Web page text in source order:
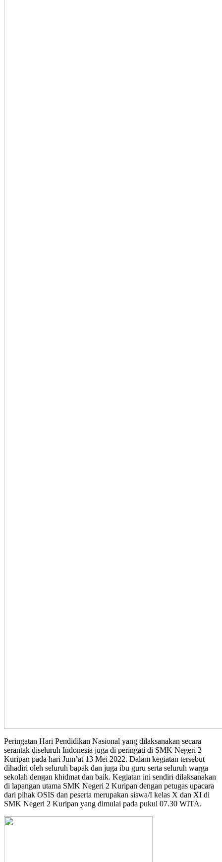
Peringatan Hari Pendidikan Nasional yang dilaksanakan secara
serantak diseluruh Indonesia juga di peringati di SMK Negeri 2
Kuripan pada hari Jum’at 13 Mei 2022. Dalam kegiatan tersebut
dihadiri oleh seluruh bapak dan juga ibu guru serta seluruh warga
sekolah dengan khidmat dan baik. Kegiatan ini sendiri dilaksanakan
di lapangan utama SMK Negeri 2 Kuripan dengan petugas upacara
dari pihak OSIS dan peserta merupakan siswa/I kelas X dan XI di
SMK Negeri 2 Kuripan yang dimulai pada pukul 07.30 WITA.